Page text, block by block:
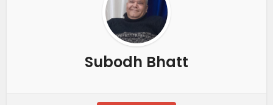
Subodh Bhatt